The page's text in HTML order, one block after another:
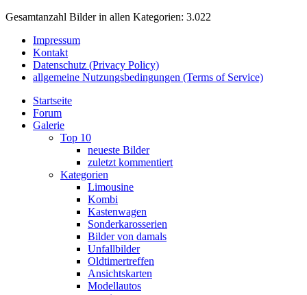
Gesamtanzahl Bilder in allen Kategorien: 3.022
Impressum
Kontakt
Datenschutz (Privacy Policy)
allgemeine Nutzungsbedingungen (Terms of Service)
Startseite
Forum
Galerie
Top 10
neueste Bilder
zuletzt kommentiert
Kategorien
Limousine
Kombi
Kastenwagen
Sonderkarosserien
Bilder von damals
Unfallbilder
Oldtimertreffen
Ansichtskarten
Modellautos